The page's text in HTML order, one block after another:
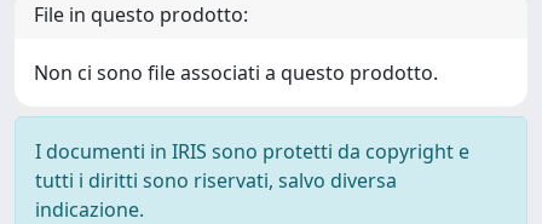
File in questo prodotto:
Non ci sono file associati a questo prodotto.
I documenti in IRIS sono protetti da copyright e
tutti i diritti sono riservati, salvo diversa
indicazione.